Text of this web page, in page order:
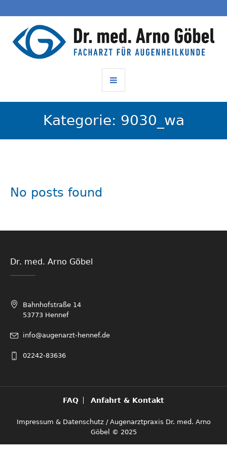
Kategorie: 9030_wa
No posts found
Dr. med. Arno Göbel
Bahnhofstraße 14
53773 Hennef
info@augenarzt-hennef.de
02242-83636
FAQ Anfahrt & Kontakt
Impressum & Datenschutz/ Augenarztpraxis Dr. med. Arno
Göbel © 2025